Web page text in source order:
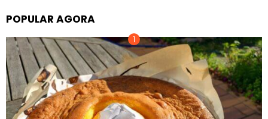
POPULAR AGORA